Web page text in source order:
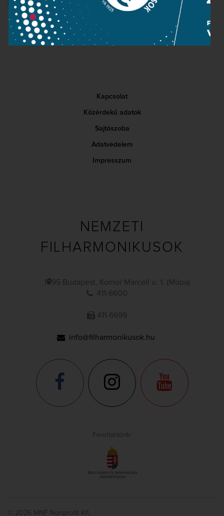
MTI 2013. szeptember 3.
Kapcsolat
Közérdekű adatok
Sajtószoba
Adatvédelem
Impresszum
NEMZETI
FILHARMONIKUSOK
1095 Budapest, Komor Marcell u. 1. (Müpa)
411-6600
411-6699
info@filharmonikusok.hu
Fenntartónk:
© 2026 MNF Nonprofit Kft.